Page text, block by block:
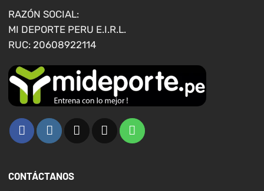
página
de
producto
RAZÓN SOCIAL:
MI DEPORTE PERU E.I.R.L.
RUC: 20608922114
CONTÁCTANOS